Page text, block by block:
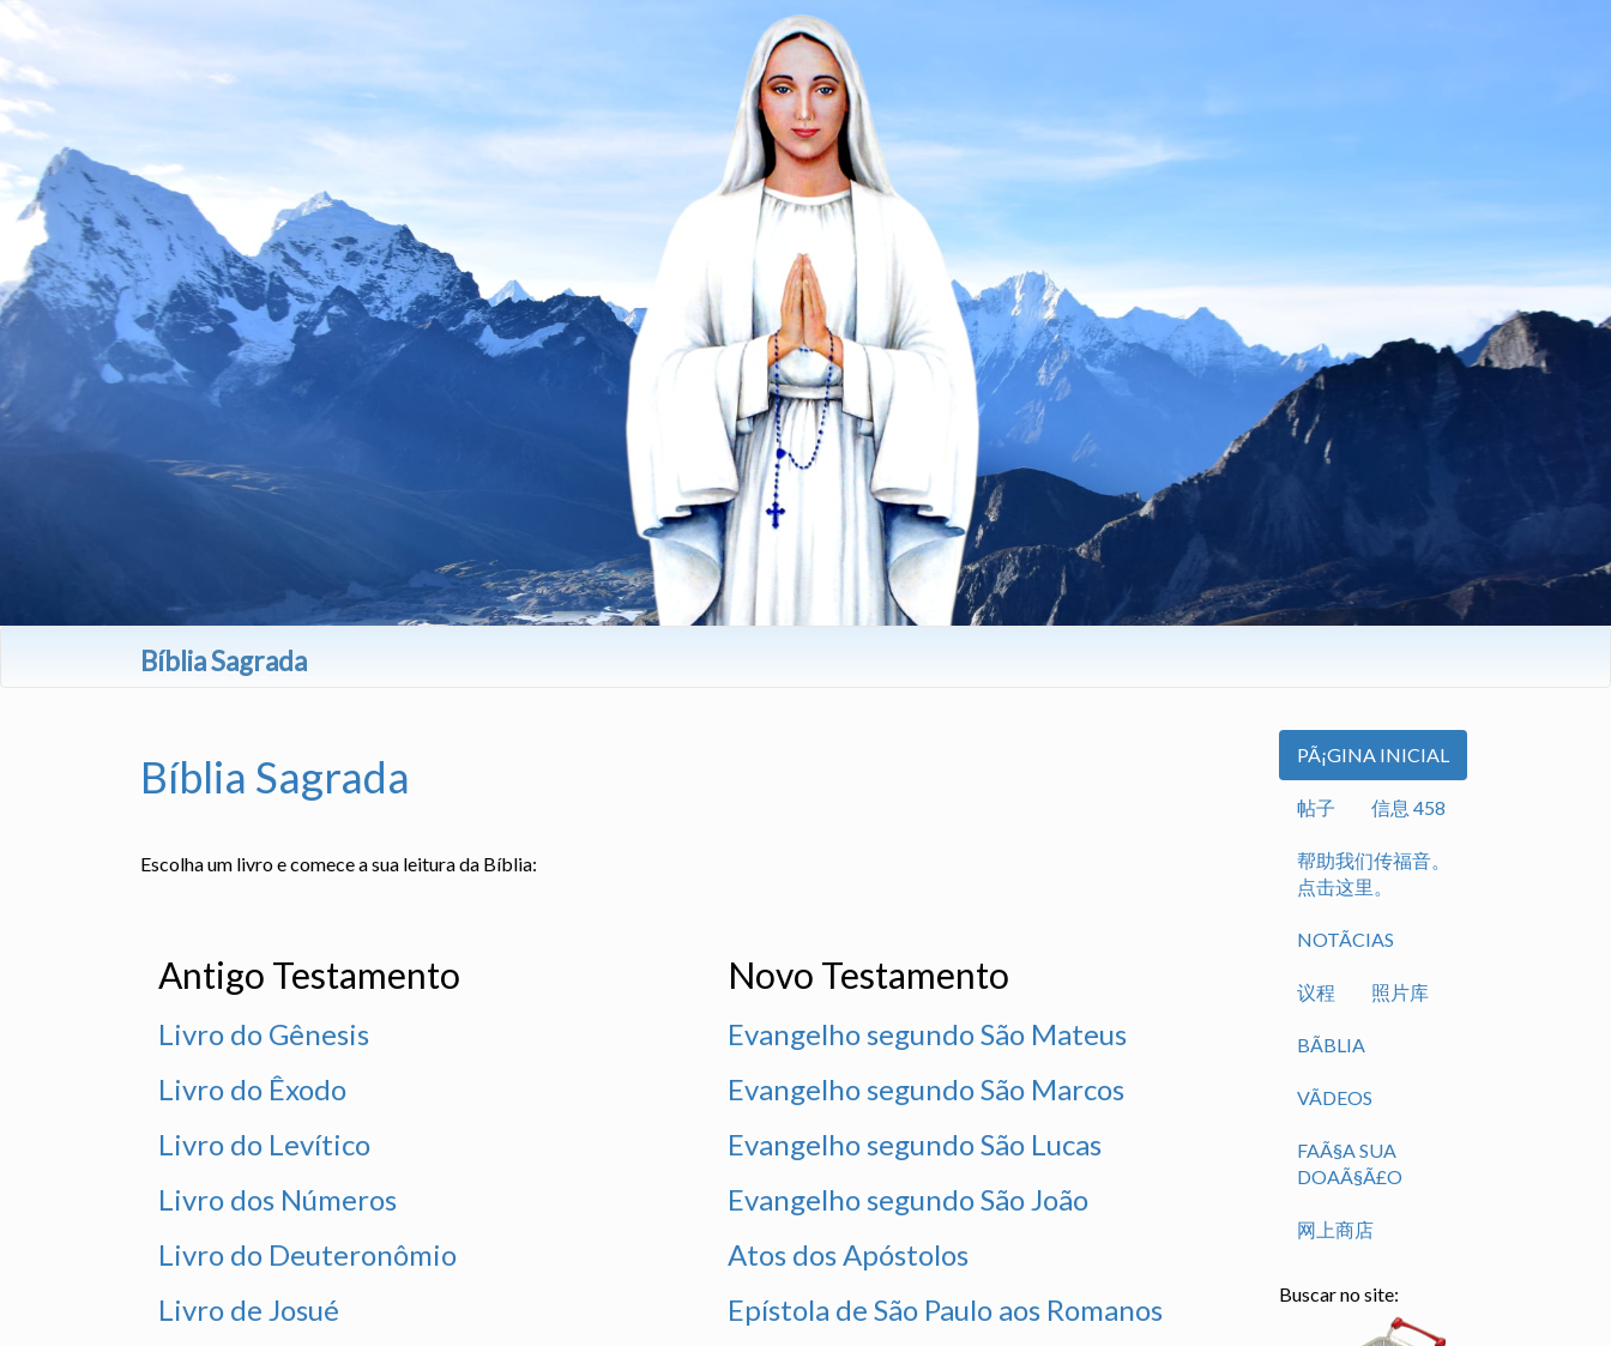
Bíblia Sagrada
Bíblia Sagrada
Escolha um livro e comece a sua leitura da Bíblia:
Antigo Testamento
Livro do Gênesis
Livro do Êxodo
Livro do Levítico
Livro dos Números
Livro do Deuteronômio
Livro de Josué
Novo Testamento
Evangelho segundo São Mateus
Evangelho segundo São Marcos
Evangelho segundo São Lucas
Evangelho segundo São João
Atos dos Apóstolos
Epístola de São Paulo aos Romanos
PÃ¡GINA INICIAL
帖子 信息 458
帮助我们传福音。
点击这里。
NOTÃ­CIAS
议程 照片库
BÃ­BLIA
VÃ­DEOS
FAÃ§A SUA
DOAÃ§Ã£O
网上商店
Buscar no site: